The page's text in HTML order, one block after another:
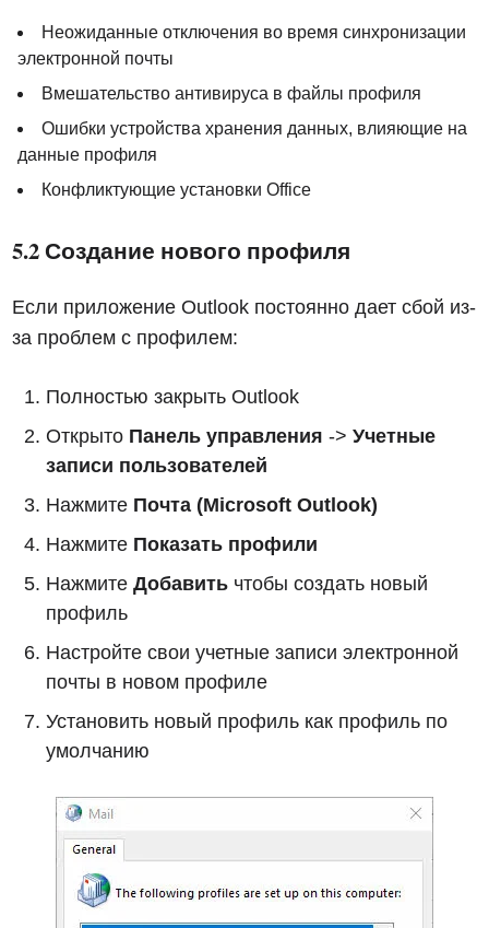
Неожиданные отключения во время синхронизации
электронной почты
Вмешательство антивируса в файлы профиля
Ошибки устройства хранения данных, влияющие на
данные профиля
Конфликтующие установки Office
5.2 Создание нового профиля
Если приложение Outlook постоянно дает сбой из-
за проблем с профилем:
Полностью закрыть Outlook
Открыто Панель управления ->Учетные
записи пользователей
Нажмите Почта (Microsoft Outlook)
Нажмите Показать профили
НажмитеДобавить чтобы создать новый
профиль
Настройте свои учетные записи электронной
почты в новом профиле
Установить новый профиль как профиль по
умолчанию